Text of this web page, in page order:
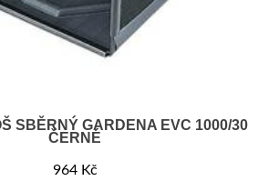
SBĚRNÝ GARDENA EVC 1000/30
ČERNÉ
964 Kč